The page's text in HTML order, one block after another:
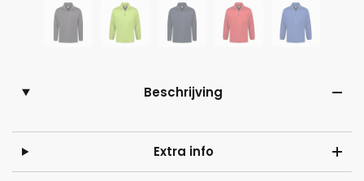
Beschrijving
Extra info